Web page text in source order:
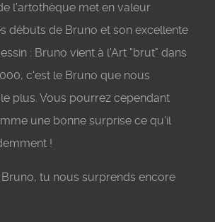
l'artothèque met en valeur
débuts de Bruno et son excellente
: Bruno vient à l'Art "brut" dans
c'est le Bruno que nous
plus. Vous pourrez cependant
une bonne surprise ce qu'il
!
tu nous surprends encore